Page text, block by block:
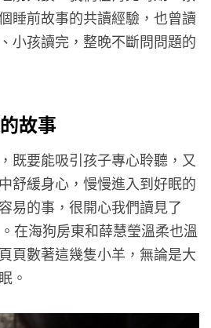
睡前故事的共讀經驗，也曾讀
小孩讀完，整晚不斷問問題的
故事
既要能吸引孩子專心聆聽，又
舒緩身心，慢慢進入到好眠的
易的事，很開心我們讀見了
在海狗房東和薛慧瑩溫柔也溫
頁數著這幾隻小羊，無論是大
。